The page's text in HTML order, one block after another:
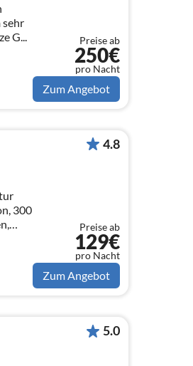
sehr
G...
Preise ab
250€
pro Nacht
Zum Angebot
300
4.8
Preise ab
129€
pro Nacht
Zum Angebot
5.0